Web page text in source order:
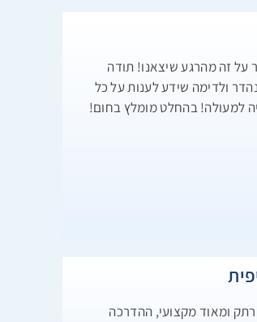
על זה מהרגע שיצאנו! תודה
ולדימה שידע לענות על כל
למעולה! בהחלט מומלץ בחום!
ומאוד מקצועי, ההדרכה